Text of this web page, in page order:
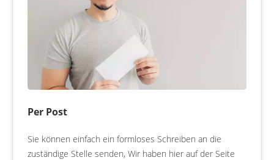
Per Post
Sie können einfach ein formloses Schreiben an die
zuständige Stelle senden, Wir haben hier auf der Seite